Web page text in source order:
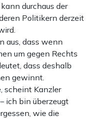
durchaus der
Politikern derzeit
aus, dass wenn
um gegen Rechts
dass deshalb
gewinnt.
scheint Kanzler
ich bin überzeugt
wie die